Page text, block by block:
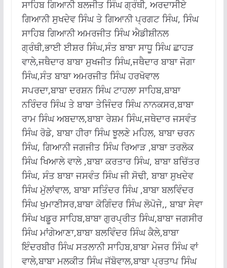
ਸਾਹਿਬ ਗਿਆਨੀ ਬਲਜੀਤ ਸਿੰਘ ਗ੍ਰੰਥੀ, ਅਰਦਾਸੀਏ
ਗਿਆਨੀ ਸੁਖਦੇਵ ਸਿੰਘ ਤੇ ਗਿਆਨੀ ਪ੍ਰਗਟ ਸਿੰਘ, ਸਿੰਘ
ਸਾਹਿਬ ਗਿਆਨੀ ਅਮਰਜੀਤ ਸਿੰਘ ਐਡੀਸ਼ੀਨਲ
ਗ੍ਰੰਥੀ,ਭਾਈ ਈਸ਼ਰ ਸਿੰਘ,ਸੰਤ ਬਾਬਾ ਸਾਧੂ ਸਿੰਘ ਛਾਹੜ
ਵਾਲੇ,ਜਥੈਦਾਰ ਬਾਬਾ ਸੁਖਜੀਤ ਸਿੰਘ,ਜਥੈਦਾਰ ਬਾਬਾ ਜੋਗਾ
ਸਿੰਘ,ਸੰਤ ਬਾਬਾ ਅਮਰਜੀਤ ਸਿੰਘ ਹਰਖੋਵਾਲ
ਸਪਰਦਾ,ਬਾਬਾ ਦਰਸ਼ਨ ਸਿੰਘ ਟਾਹਲਾ ਸਾਹਿਬ,ਬਾਬਾ
ਨਰਿੰਦਰ ਸਿੰਘ ਤੇ ਬਾਬਾ ਤੇਜਿੰਦਰ ਸਿੰਘ ਨਾਨਕਸਰ,ਬਾਬਾ
ਰਾਮ ਸਿੰਘ ਅਬਦਾਲ,ਬਾਬਾ ਰੇਸ਼ਮ ਸਿੰਘ,ਜਥੇਦਾਰ ਜਸਵੰਤ
ਸਿੰਘ ਰੋਡੇ, ਬਾਬਾ ਹੀਰਾ ਸਿੰਘ ਝੂਲਣੇ ਮਹਿਲ, ਬਾਬਾ ਚਰਨ
ਸਿੰਘ, ਗਿਆਨੀ ਜਗਜੀਤ ਸਿੰਘ ਰਿਆੜ ,ਬਾਬਾ ਤਰਲੋਕ
ਸਿੰਘ ਖਿਆਲੇ ਵਾਲੇ ,ਬਾਬਾ ਕਰਤਾਰ ਸਿੰਘ, ਬਾਬਾ ਬਚਿੱਤਰ
ਸਿੰਘ, ਸੰਤ ਬਾਬਾ ਜਸਵੰਤ ਸਿੰਘ ਜੀ ਸੋਢੀ, ਬਾਬਾ ਸੁਖਦੇਵ
ਸਿੰਘ ਮੁੱਲਾਂਵਾਲ, ਬਾਬਾ ਸਤਿੰਦਰ ਸਿੰਘ ,ਬਾਬਾ ਬਲਵਿੰਦਰ
ਸਿੰਘ ਖੁਮਾਣੀਸਰ,ਬਾਬਾ ਕੋਗਿੰਦਰ ਸਿੰਘ ਲੋਪੋਜੇ,, ਬਾਬਾ ਸੇਵਾ
ਸਿੰਘ ਖਡੂਰ ਸਾਹਿਬ,ਬਾਬਾ ਗੁਰਪ੍ਰੀਤ ਸਿੰਘ,ਬਾਬਾ ਜਗਸੀਰ
ਸਿੰਘ ਮਾਂਗੇਆਣਾ,ਬਾਬਾ ਬਲਵਿੰਦਰ ਸਿੰਘ ਕੈਲੇ,ਬਾਬਾ
ਇੰਦਰਬੀਰ ਸਿੰਘ ਸਤਲਾਨੀ ਸਾਹਿਬ,ਬਾਬਾ ਮੇਜਰ ਸਿੰਘ ਵਾਂ
ਵਾਲੇ,ਬਾਬਾ ਮਲਕੀਤ ਸਿੰਘ ਜੱਬੋਵਾਲ,ਬਾਬਾ ਪ੍ਰਤਾਪ ਸਿੰਘ